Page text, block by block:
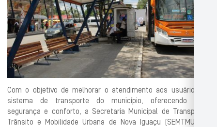
Com o objetivo de melhorar o atendimento aos usuários do
sistema de transporte do município, oferecendo mais
segurança e conforto, a Secretaria Municipal de Transporte,
Trânsito e Mobilidade Urbana de Nova Iguaçu (SEMTMU) vai